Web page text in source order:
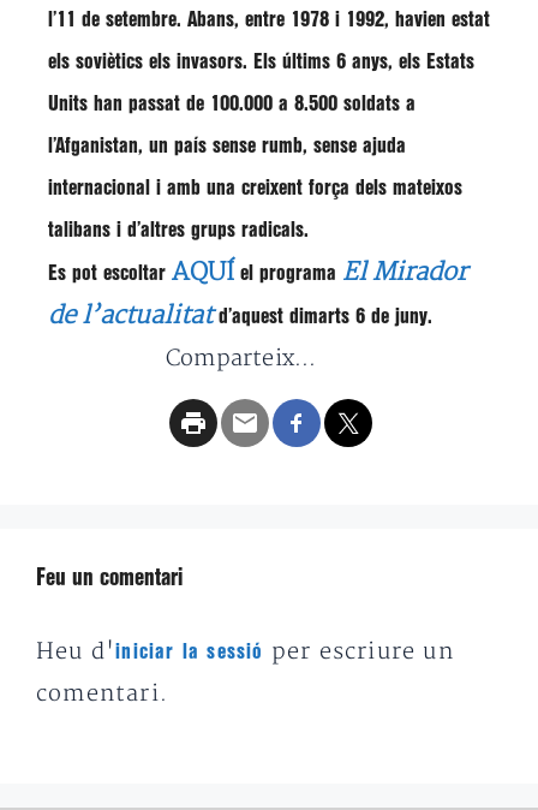
l’11 de setembre. Abans, entre 1978 i 1992, havien estat
els soviètics els invasors. Els últims 6 anys, els Estats
Units han passat de 100.000 a 8.500 soldats a
l’Afganistan, un país sense rumb, sense ajuda
internacional i amb una creixent força dels mateixos
talibans i d’altres grups radicals.
Es pot escoltar AQUÍ el programa El Mirador
de l’actualitatd’aquest dimarts 6 de juny.
Comparteix...
Feu un comentari
Heu d'iniciar la sessió
per escriure un
comentari.